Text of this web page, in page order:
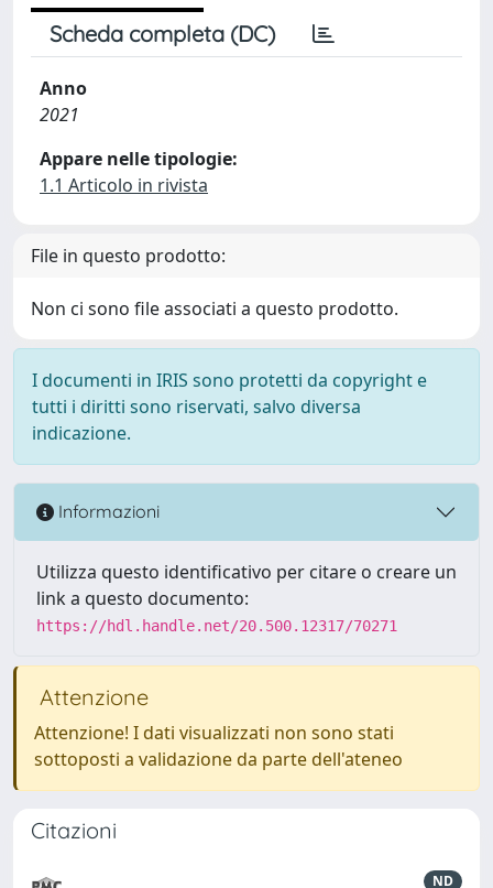
Scheda completa (DC)
Anno
2021
Appare nelle tipologie:
1.1 Articolo in rivista
File in questo prodotto:
Non ci sono file associati a questo prodotto.
I documenti in IRIS sono protetti da copyright e
tutti i diritti sono riservati, salvo diversa
indicazione.
Informazioni
Utilizza questo identificativo per citare o creare un
link a questo documento:
https://hdl.handle.net/20.500.12317/70271
Attenzione
Attenzione! I dati visualizzati non sono stati
sottoposti a validazione da parte dell'ateneo
Citazioni
ND